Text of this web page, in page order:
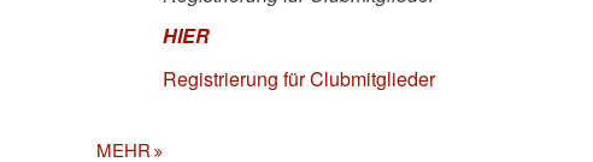
HIER
Registrierung für Clubmitglieder
MEHR